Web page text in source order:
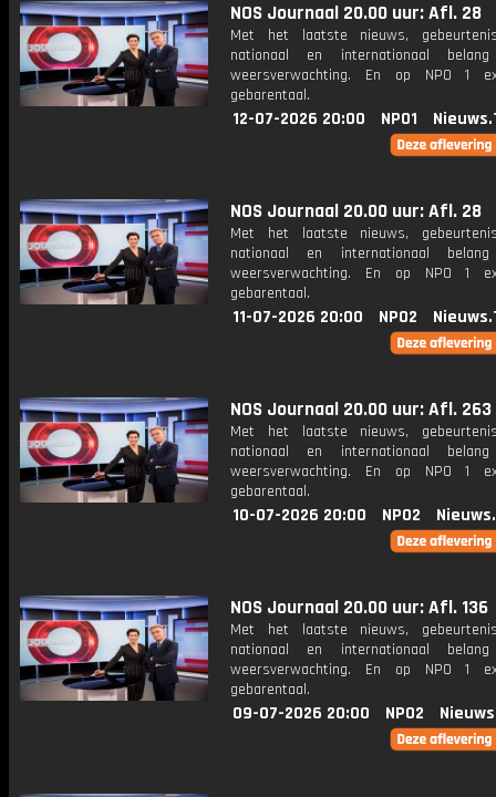
NOS Journaal 20.00 uur: Afl. 28
Met het laatste nieuws,
nationaal en internationaal
weersverwachting. En op NPO 1
gebarentaal.
12-07-2026 20:00 NPO1
NOS Journaal 20.00 uur: Afl. 28
Met het laatste nieuws,
nationaal en internationaal
weersverwachting. En op NPO 1
gebarentaal.
11-07-2026 20:00 NPO2
NOS Journaal 20.00 uur: Afl. 263
Met het laatste nieuws,
nationaal en internationaal
weersverwachting. En op NPO 1
gebarentaal.
10-07-2026 20:00 NPO2
NOS Journaal 20.00 uur: Afl. 136
Met het laatste nieuws,
nationaal en internationaal
weersverwachting. En op NPO 1
gebarentaal.
09-07-2026 20:00 NPO2